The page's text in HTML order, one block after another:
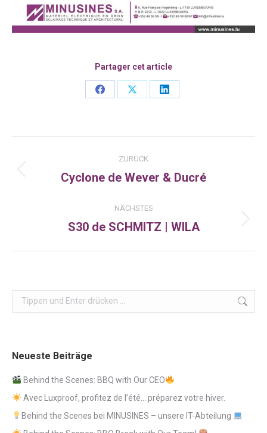
Partager cet article
Share
Share
Share
Kommentarnavigation
ZURÜCK
Vorheriger
Cyclone de Wever & Ducré
NÄCHSTES
Nächster
S30 de SCHMITZ | WILA
Search:
Neueste Beiträge
Behind the Scenes: BBQ with Our CEO
Avec Luxproof, profitez de l’été… préparez votre hiver.
Behind the Scenes bei MINUSINES – unsere IT-Abteilung